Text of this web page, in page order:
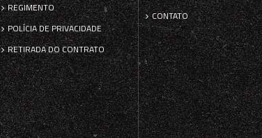
REGIMENTO
POLÍCIA DE PRIVACIDADE
RETIRADA DO CONTRATO
CONTATO